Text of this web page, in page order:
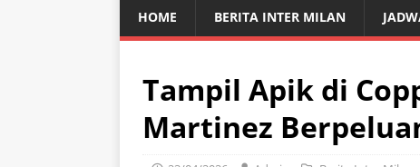
HOME BERITA INTER MILAN
Tampil Apik di
Martinez